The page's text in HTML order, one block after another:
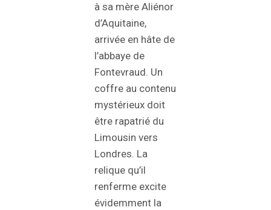
à sa mère Aliénor
d’Aquitaine,
arrivée en hâte de
l’abbaye de
Fontevraud. Un
coffre au contenu
mystérieux doit
être rapatrié du
Limousin vers
Londres. La
relique qu’il
renferme excite
évidemment la